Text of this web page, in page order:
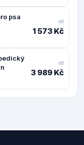
psa
od
1 573 Kč
od
3 989 Kč